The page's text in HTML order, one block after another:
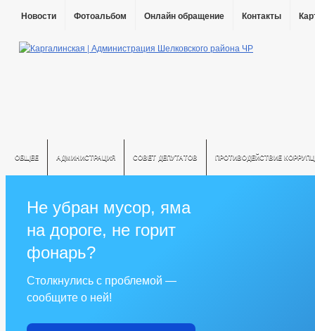
Новости Фотоальбом Онлайн обращение Контакты
ОБЩЕЕ АДМИНИСТРАЦИЯ СОВЕТ ДЕПУТАТОВ ПРОТИВОДЕЙСТВИЕ
Не убран мусор, яма
на дороге, не горит
фонарь?
Столкнулись с проблемой —
сообщите о ней!